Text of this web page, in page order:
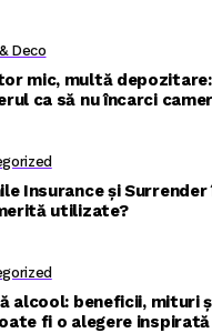
Deco
mic, multă
ca să nu încarci
Insurance și Surrender
utilizate?
alcool: beneficii, mituri
fi o alegere inspirată